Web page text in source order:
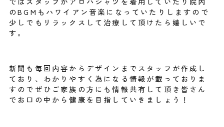
のBGMもハワイアン音楽になっていたりしますので
少しでもリラックスして治療して頂けたら嬉しいで
す。
新聞も毎回内容からデザインまでスタッフが作成し
ており、わかりやすく為になる情報が載っておりま
すのでぜひご家族の方にも情報共有して頂き皆さん
でお口の中から健康を目指していきましょう！